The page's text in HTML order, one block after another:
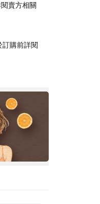
賣方相關
訂購前詳閱